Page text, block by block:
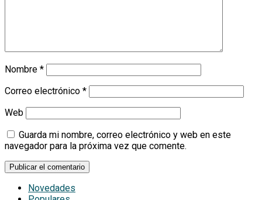
Nombre *
Correo electrónico *
Web
Guarda mi nombre, correo electrónico y web en este
navegador para la próxima vez que comente.
Novedades